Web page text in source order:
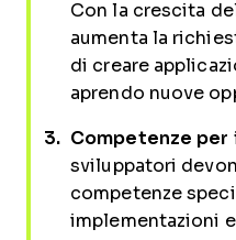
Con la crescita
aumenta la
di creare
aprendo nuove
Competenze per
sviluppatori
competenze
implementazioni